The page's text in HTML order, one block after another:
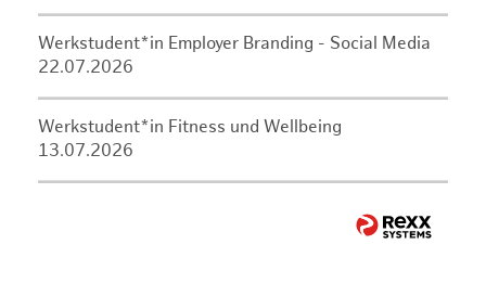
Werkstudent*in Employer Branding - Social Media
22.07.2026
Werkstudent*in Fitness und Wellbeing
13.07.2026